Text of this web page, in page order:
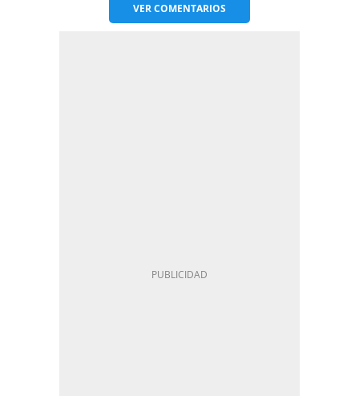
VERCOMENTARIOS